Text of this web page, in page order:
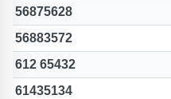
幸運號分類
幸運分類
基本分類
位置分類
56875628
56883572
612 65432
61435134